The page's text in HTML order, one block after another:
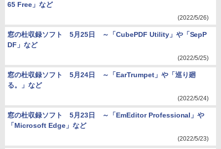
65 Free」など
(2022/5/26)
窓の杜収録ソフト 5月25日 ～「CubePDF Utility」や「SepP
DF」など
(2022/5/25)
窓の杜収録ソフト 5月24日 ～「EarTrumpet」や「巡り廻
る。」など
(2022/5/24)
窓の杜収録ソフト 5月23日 ～「EmEditor Professional」や
「Microsoft Edge」など
(2022/5/23)